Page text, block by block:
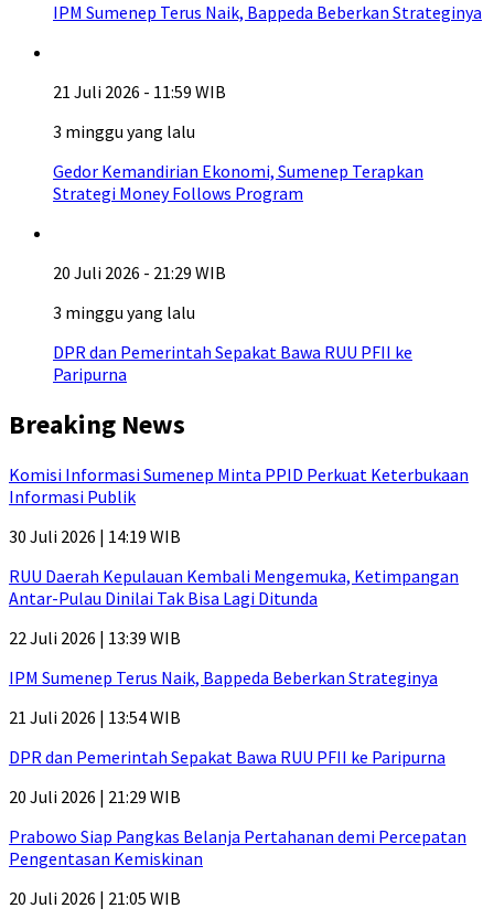
IPM Sumenep Terus Naik, Bappeda Beberkan Strateginya
21 Juli 2026 - 11:59 WIB
3 minggu yang lalu
Gedor Kemandirian Ekonomi, Sumenep Terapkan
Strategi Money Follows Program
20 Juli 2026 - 21:29 WIB
3 minggu yang lalu
DPR dan Pemerintah Sepakat Bawa RUU PFII ke
Paripurna
Breaking News
Komisi Informasi Sumenep Minta PPID Perkuat Keterbukaan
Informasi Publik
30 Juli 2026 | 14:19 WIB
RUU Daerah Kepulauan Kembali Mengemuka, Ketimpangan
Antar-Pulau Dinilai Tak Bisa Lagi Ditunda
22 Juli 2026 | 13:39 WIB
IPM Sumenep Terus Naik, Bappeda Beberkan Strateginya
21 Juli 2026 | 13:54 WIB
DPR dan Pemerintah Sepakat Bawa RUU PFII ke Paripurna
20 Juli 2026 | 21:29 WIB
Prabowo Siap Pangkas Belanja Pertahanan demi Percepatan
Pengentasan Kemiskinan
20 Juli 2026 | 21:05 WIB